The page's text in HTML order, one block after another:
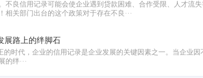
不良信用记录可能会使企业遇到贷款困难、合作受限、人才流
关部门出台的这个政策对于存在不良···
展路上的绊脚石
的时代，企业的信用记录是企业发展的关键因素之一。当企业
绊···